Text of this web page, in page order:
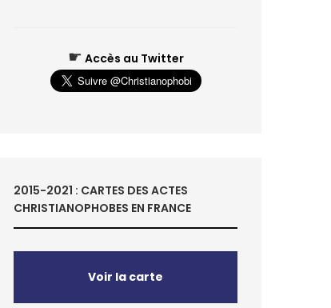
☛ Accès au Twitter
2015-2021 : CARTES DES ACTES
CHRISTIANOPHOBES EN FRANCE
Voir la carte